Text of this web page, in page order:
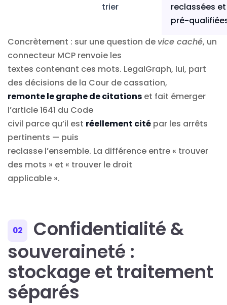
trier
reclassées et
pré-
Concrètement : sur une question de vice caché, un
connecteur MCP renvoie les
textes contenant ces mots. LegalGraph, lui, part
des décisions de la Cour de cassation,
remonte le graphe de citations et fait émerger
l’article 1641 du Code
civil parce qu’il est réellement cité par les arrêts
pertinents — puis
reclasse l’ensemble. La différence entre « trouver
des mots » et « trouver le droit
applicable ».
02
Confidentialité &
souveraineté :
stockage et traitement
séparés